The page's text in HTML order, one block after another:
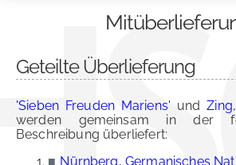
Geteilte Überlieferung
'Sieben Freuden Mariens' und
werden gemeinsam in der
Beschreibung überliefert:
■ Nürnberg, Germanisches